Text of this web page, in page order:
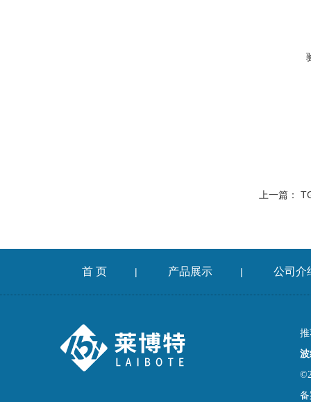
上一篇：
首 页 | 产品展示 | 公司介
备